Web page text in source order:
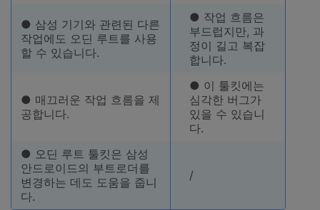
● 삼성 기기와 관련된 다른
작업에도 오딘 루트를 사용
할 수 있습니다.
● 작업 흐름은
부드럽지만, 과
정이 길고 복잡
합니다.
● 매끄러운 작업 흐름을 제
공합니다.
● 이 툴킷에는
심각한 버그가
있을 수 있습니
다.
● 오딘 루트 툴킷은 삼성
안드로이드의 부트로더를
변경하는 데도 도움을 줍니
다.
/